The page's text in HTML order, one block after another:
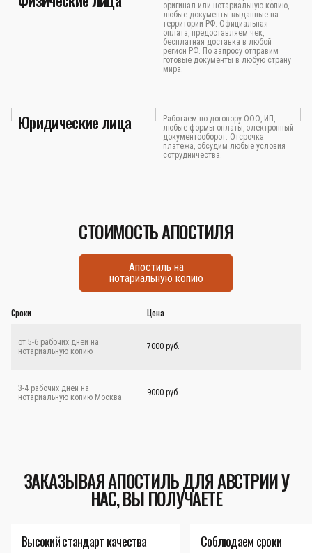
оригинал или нотариальную копию,
любые документы выданные на
территории РФ. Официальная
оплата, предоставляем чек,
бесплатная доставка в любой
регион РФ. По запросу отправим
готовые документы в любую страну
мира.
Юридические лица
Работаем по договору ООО, ИП,
любые формы оплаты, электронный
документооборот. Отсрочка
платежа, обсудим любые условия
сотрудничества.
СТОИМОСТЬ АПОСТИЛЯ
Апостиль на
нотариальную копию
Сроки Цена
от 5-6 рабочих дней на
нотариальную копию
7000 руб.
3-4 рабочих дней на
нотариальную копию Москва
9000 руб.
ЗАКАЗЫВАЯ АПОСТИЛЬ ДЛЯ АВСТРИИ У
НАС, ВЫ ПОЛУЧАЕТЕ
Высокий стандарт качества Соблюдаем сроки